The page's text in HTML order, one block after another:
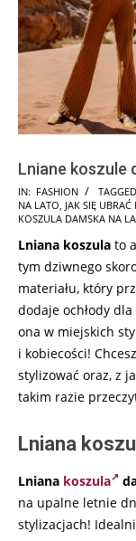
Lniane koszule
2025-
08-
IN: FASHION
NA LATO JAK SIĘ
KOSZULA DAMSKA NA
Lniana koszula to
tym dziwnego
materiału, który
dodaje ochłody
ona w miejskich
i kobiecości!
stylizować oraz, z
takim razie
Lniana
Lniana koszula
na upalne letnie
stylizacjach!